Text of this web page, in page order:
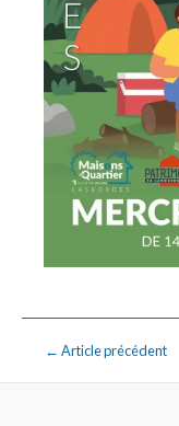
← Article précédent